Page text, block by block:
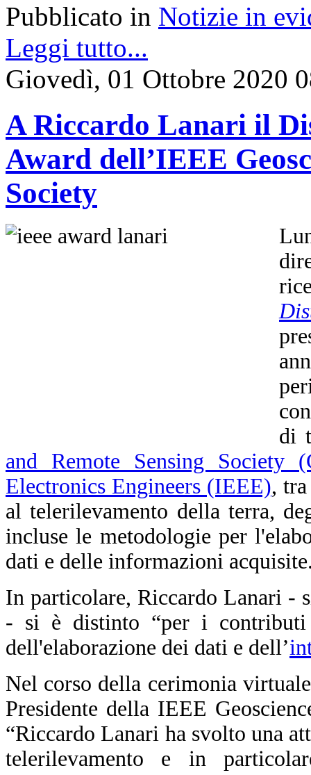
Pubblicato in Notizie in
Leggi tutto...
Giovedì, 01 Ottobre 2020
A Riccardo Lanari il
Award dell’IEEE
Society
di
and Remote Sensing Society
Electronics Engineers (IEEE),
al telerilevamento della terra,
incluse le metodologie per
dati e delle informazioni
In particolare, Riccardo Lanari -
- si è distinto “per i contributi
dell'elaborazione dei dati e dell’
Nel corso della cerimonia
Presidente della IEEE
“Riccardo Lanari ha svolto una
telerilevamento e in